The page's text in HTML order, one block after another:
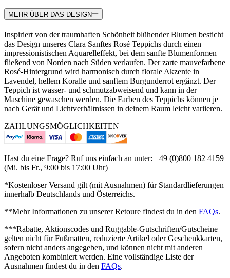
MEHR ÜBER DAS DESIGN
Inspiriert von der traumhaften Schönheit blühender Blumen besticht
das Design unseres Clara Sanftes Rosé Teppichs durch einen
impressionistischen Aquarelleffekt, bei dem sanfte Blumenformen
fließend von Norden nach Süden verlaufen. Der zarte mauvefarbene
Rosé-Hintergrund wird harmonisch durch florale Akzente in
Lavendel, hellem Koralle und sanftem Burgunderrot ergänzt. Der
Teppich ist wasser- und schmutzabweisend und kann in der
Maschine gewaschen werden. Die Farben des Teppichs können je
nach Gerät und Lichtverhältnissen in deinem Raum leicht variieren.
ZAHLUNGSMÖGLICHKEITEN
Hast du eine Frage? Ruf uns einfach an unter: +49 (0)800 182 4159
(Mi. bis Fr., 9:00 bis 17:00 Uhr)
*Kostenloser Versand gilt (mit Ausnahmen) für Standardlieferungen
innerhalb Deutschlands und Österreichs.
**Mehr Informationen zu unserer Retoure findest du in den FAQs.
***Rabatte, Aktionscodes und Ruggable-Gutschriften/Gutscheine
gelten nicht für Fußmatten, reduzierte Artikel oder Geschenkkarten,
sofern nicht anders angegeben, und können nicht mit anderen
Angeboten kombiniert werden. Eine vollständige Liste der
Ausnahmen findest du in den FAQs.